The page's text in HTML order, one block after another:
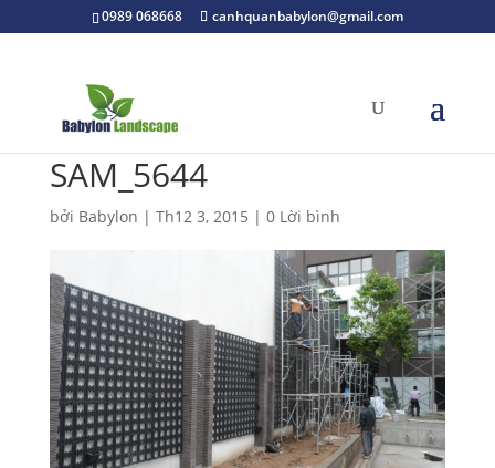
0989 068668 canhquanbabylon@gmail.com
SAM_5644
bởi Babylon | Th12 3, 2015 | 0 Lời bình